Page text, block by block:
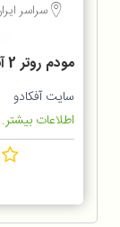
سراسر
W8961N
سایت آفکادو
اطلاعات